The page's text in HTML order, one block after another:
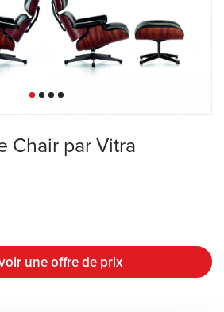
Chair par Vitra
une offre de prix